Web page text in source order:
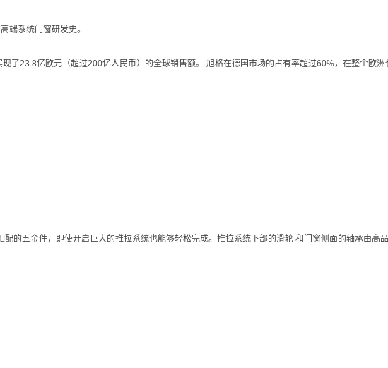
端系统门窗研发史。
了23.8亿欧元（超过200亿人民币）的全球销售额。 旭格在德国市场的占有率超过60%，在整个欧
的五金件，即使开启巨大的推拉系统也能够轻松完成。推拉系统下部的滑轮 和门窗侧面的轴承由高